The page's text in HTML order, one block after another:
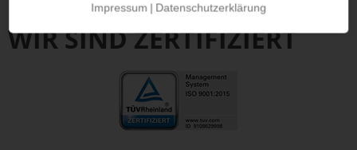
WIR SIND ZERTIFIZIERT
Impressum | Datenschutzerklärung